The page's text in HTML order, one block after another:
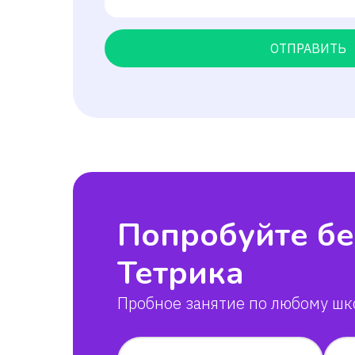
ОТПРАВИТЬ
Попробуйте
Тетрика
Пробное занятие по любому